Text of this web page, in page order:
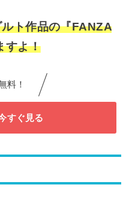
ト作品の『FANZA
すよ！
料！
すぐ見る